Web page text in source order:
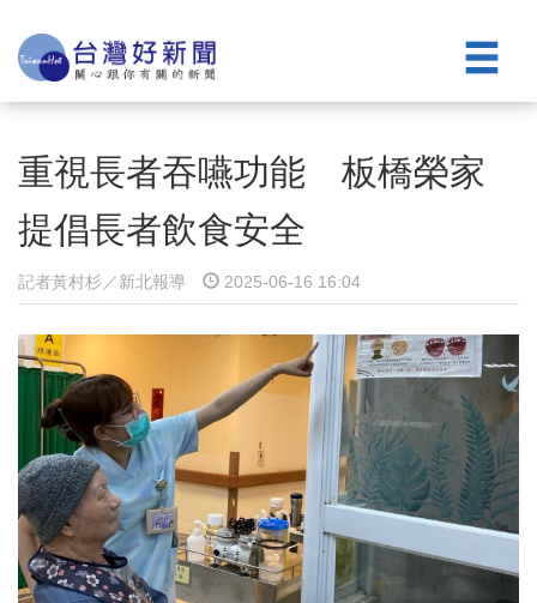
重視長者吞嚥功能 板橋榮家
提倡長者飲食安全
記者黃村杉／新北報導 2025-06-16 16:04